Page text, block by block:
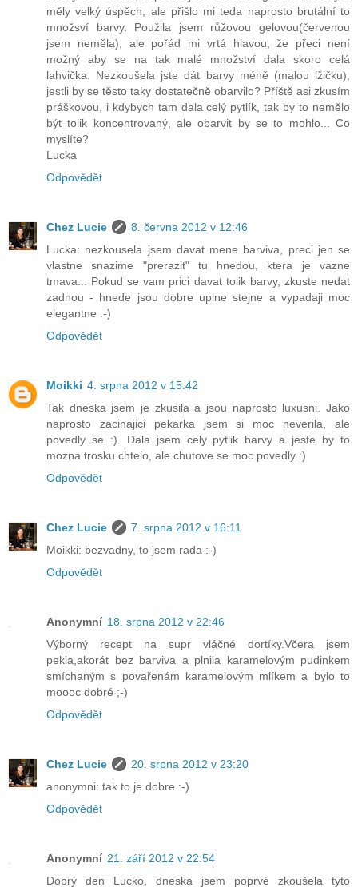
měly velký úspěch, ale přišlo mi teda naprosto brutální to
množsví barvy. Použila jsem růžovou gelovou(červenou
jsem neměla), ale pořád mi vrtá hlavou, že přeci není
možný aby se na tak malé množství dala skoro celá
lahvička. Nezkoušela jste dát barvy méně (malou lžičku),
jestli by se těsto taky dostatečně obarvilo? Příště asi zkusím
práškovou, i kdybych tam dala celý pytlík, tak by to nemělo
být tolik koncentrovaný, ale obarvit by se to mohlo... Co
myslíte?
Lucka
Odpovědět
Chez Lucie
8. června 2012 v 12:46
Lucka: nezkousela jsem davat mene barviva, preci jen se
vlastne snazime "prerazit" tu hnedou, ktera je vazne
tmava... Pokud se vam prici davat tolik barvy, zkuste nedat
zadnou - hnede jsou dobre uplne stejne a vypadaji moc
elegantne :-)
Odpovědět
Moikki 4. srpna 2012 v 15:42
Tak dneska jsem je zkusila a jsou naprosto luxusni. Jako
naprosto zacinajici pekarka jsem si moc neverila, ale
povedly se :). Dala jsem cely pytlik barvy a jeste by to
mozna trosku chtelo, ale chutove se moc povedly :)
Odpovědět
Chez Lucie
7. srpna 2012 v 16:11
Moikki: bezvadny, to jsem rada :-)
Odpovědět
Anonymní 18. srpna 2012 v 22:46
Výborný recept na supr vláčné dortíky.Včera jsem
pekla,akorát bez barviva a plnila karamelovým pudinkem
smíchaným s povařenám karamelovým mlíkem a bylo to
moooc dobré ;-)
Odpovědět
Chez Lucie
20. srpna 2012 v 23:20
anonymni: tak to je dobre :-)
Odpovědět
Anonymní 21. září 2012 v 22:54
Dobrý den Lucko, dneska jsem poprvé zkoušela tyto